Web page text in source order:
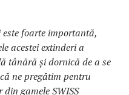
foarte importantă,
acestei extinderi a
tânără și dornică de a se
ne pregătim pentru
gamele SWISS